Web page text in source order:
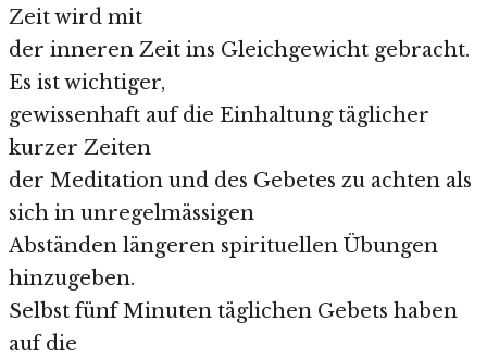
Zeit wird mit
der inneren Zeit ins Gleichgewicht gebracht.
Es ist wichtiger,
gewissenhaft auf die Einhaltung täglicher
kurzer Zeiten
der Meditation und des Gebetes zu achten als
sich in unregelmässigen
Abständen längeren spirituellen Übungen
hinzugeben.
Selbst fünf Minuten täglichen Gebets haben
auf die